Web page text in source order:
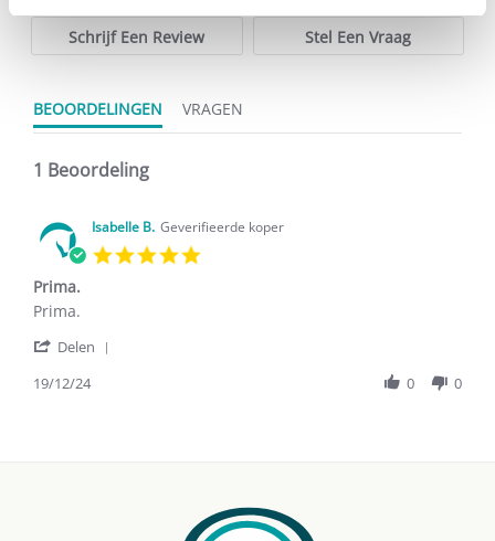
Schrijf Een Review Stel Een Vraag
BEOORDELINGEN VRAGEN
1 Beoordeling
Isabelle B. Geverifieerde koper
Prima.
Review
Isabelle
on
review
Prima.
Prima.
Delen
19/12/24 0 0